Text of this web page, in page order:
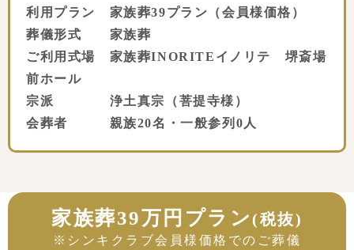
利用プラン 家族葬39プラン（会員様価格）
葬儀形式 家族葬
ご利用式場 家族葬INORITEイノリテ 堺斎場
前ホール
宗派 浄土真宗（菩提寺様）
会葬者 親族20名・一般参列0人
家族葬39万円プラン (税抜)
※シンキクラブ会員様価格でのご葬儀